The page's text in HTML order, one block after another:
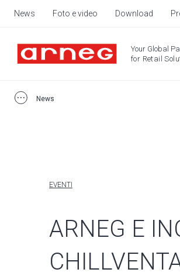
News Foto e video Download
Your Global
for Retail
News
EVENTI
ARNEG E